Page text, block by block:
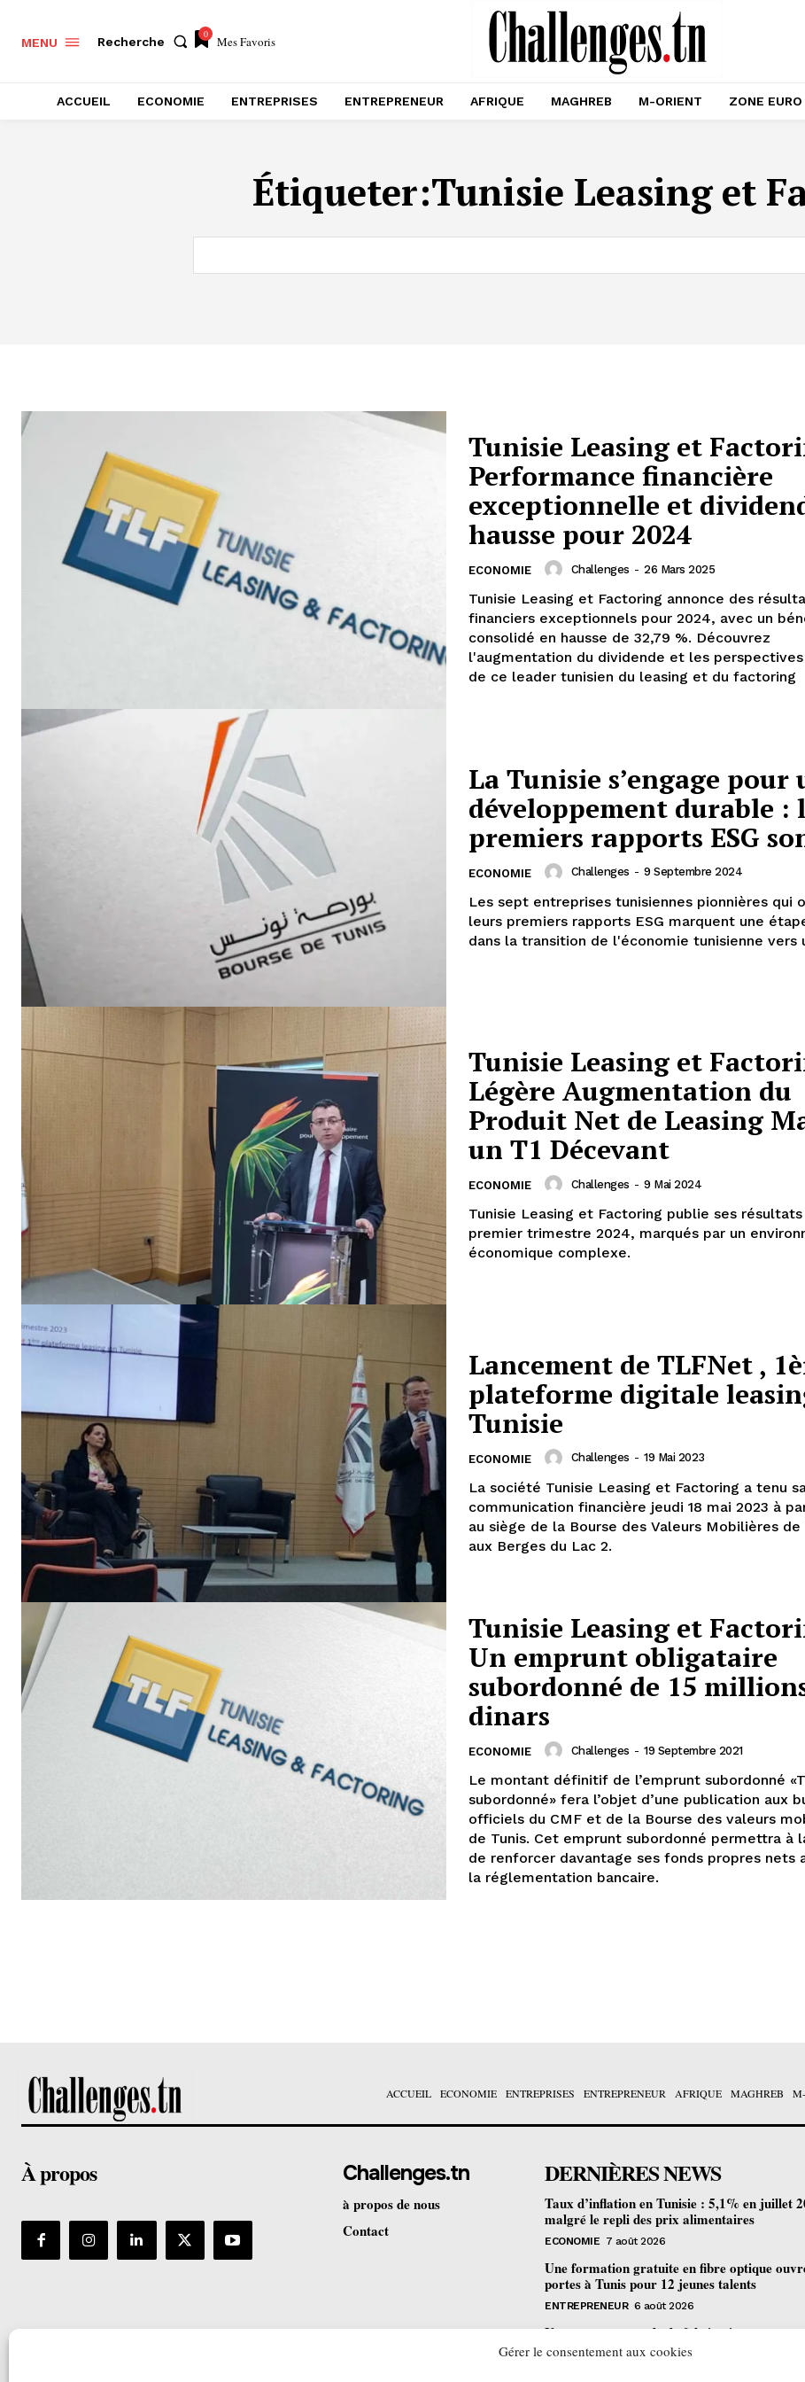
Gérer le consentement aux cookies
MENU Recherche
0 Mes Favoris
ACCUEIL ECONOMIE ENTREPRISES ENTREPRENEUR AFRIQUE MAGHREB M-ORIENT ZONE EURO
Étiqueter:Tunisie Leasing et
Tunisie Leasing et
Performance financière
exceptionnelle et
hausse pour 2024
ECONOMIE Challenges - 26 Mars 2025
Tunisie Leasing et Factoring annonce des
financiers exceptionnels pour 2024, avec un
consolidé en hausse de 32,79 %. Découvrez
l'augmentation du dividende et les
de ce leader tunisien du leasing et du factoring
La Tunisie s’engage pour
développement durable :
premiers rapports ESG
ECONOMIE Challenges - 9 Septembre 2024
Les sept entreprises tunisiennes pionnières qui
leurs premiers rapports ESG marquent une
dans la transition de l'économie tunisienne vers
Tunisie Leasing et
Légère Augmentation du
Produit Net de Leasing
un T1 Décevant
ECONOMIE Challenges - 9 Mai 2024
Tunisie Leasing et Factoring publie ses résultats
premier trimestre 2024, marqués par un
économique complexe.
Lancement de TLFNet ,
plateforme digitale
Tunisie
ECONOMIE Challenges - 19 Mai 2023
La société Tunisie Leasing et Factoring a tenu
communication financière jeudi 18 mai 2023 à
au siège de la Bourse des Valeurs Mobilières de
aux Berges du Lac 2.
Tunisie Leasing et
Un emprunt obligataire
subordonné de 15
dinars
ECONOMIE Challenges - 19 Septembre 2021
Le montant définitif de l’emprunt subordonné
subordonné» fera l’objet d’une publication aux
officiels du CMF et de la Bourse des valeurs
de Tunis. Cet emprunt subordonné permettra à
de renforcer davantage ses fonds propres nets
la réglementation bancaire.
ACCUEIL ECONOMIE ENTREPRISES ENTREPRENEUR AFRIQUE MAGHREB
À propos Challenges.tn
à propos de nous
Contact
DERNIÈRES NEWS
Taux d’inflation en Tunisie : 5,1% en juillet
malgré le repli des prix alimentaires
ECONOMIE 7 août 2026
Une formation gratuite en fibre optique
portes à Tunis pour 12 jeunes talents
ENTREPRENEUR 6 août 2026
Un nouveau procédé de fabrication
pharmaceutique en flux continu : quelles